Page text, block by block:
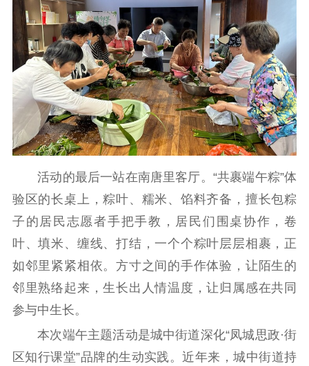
服务管理平台
管理平台
服务管理
文化产业
统计分析
数字出版
审读服务
新闻发布工作备
案管理系统
电影
服务
理论宣讲
共建共享平台
政工继续教育学
习平台
责任编辑注册
业务申报系统
活动的最后一站在南唐里客厅。“共裹端午粽”体
验区的长桌上，粽叶、糯米、馅料齐备，擅长包粽
子的居民志愿者手把手教，居民们围桌协作，卷
叶、填米、缠线、打结，一个个粽叶层层相裹，正
如邻里紧紧相依。方寸之间的手作体验，让陌生的
邻里熟络起来，生长出人情温度，让归属感在共同
参与中生长。
本次端午主题活动是城中街道深化“凤城思政·街
区知行课堂”品牌的生动实践。近年来，城中街道持